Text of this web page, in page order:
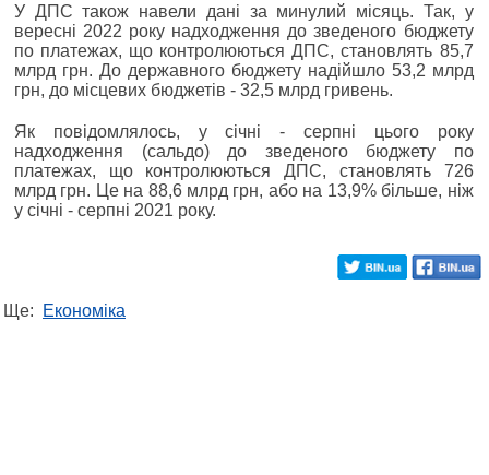
У ДПС також навели дані за минулий місяць. Так, у
вересні 2022 року надходження до зведеного бюджету
по платежах, що контролюються ДПС, становлять 85,7
млрд грн. До державного бюджету надійшло 53,2 млрд
грн, до місцевих бюджетів - 32,5 млрд гривень.
Як повідомлялось, у січні - серпні цього року
надходження (сальдо) до зведеного бюджету по
платежах, що контролюються ДПС, становлять 726
млрд грн. Це на 88,6 млрд грн, або на 13,9% більше, ніж
у січні - серпні 2021 року.
Ще: Економіка